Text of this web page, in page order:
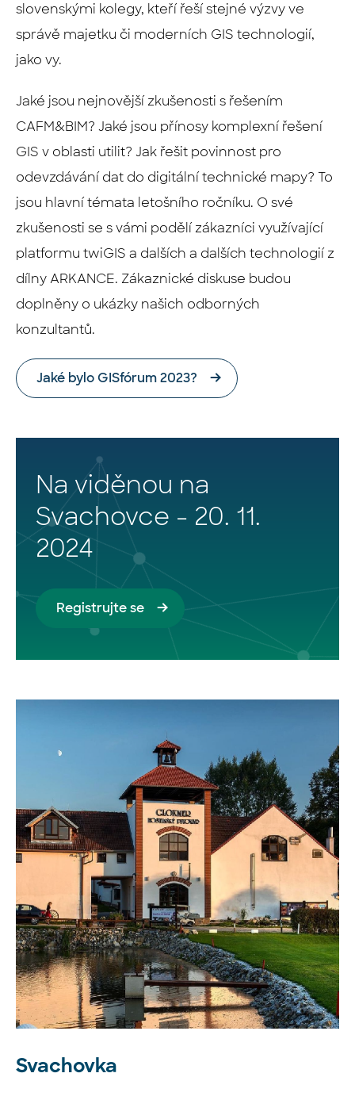
slovenskými kolegy, kteří řeší stejné výzvy ve
správě majetku či moderních GIS technologií,
jako vy.
Jaké jsou nejnovější zkušenosti s řešením
CAFM&BIM? Jaké jsou přínosy komplexní řešení
GIS v oblasti utilit? Jak řešit povinnost pro
odevzdávání dat do digitální technické mapy? To
jsou hlavní témata letošního ročníku. O své
zkušenosti se s vámi podělí zákazníci využívající
platformu twiGIS a dalších a dalších technologií z
dílny ARKANCE. Zákaznické diskuse budou
doplněny o ukázky našich odborných
konzultantů.
Jaké bylo GISfórum 2023?
Na viděnou na
Svachovce - 20. 11.
2024
Registrujte se
Svachovka